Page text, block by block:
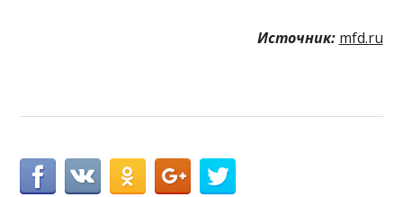
Источник: mfd.ru